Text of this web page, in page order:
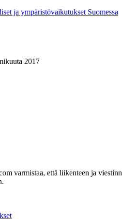
ja ympäristövaikutukset Suomessa
2017
varmistaa, että liikenteen ja